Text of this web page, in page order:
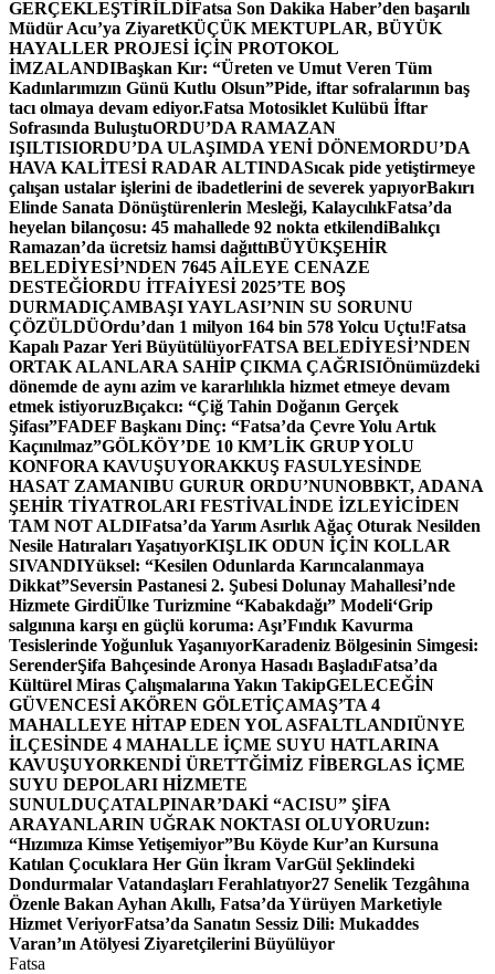
GERÇEKLEŞTİRİLDİFatsa Son Dakika Haber’den başarılı
Müdür Acu’ya ZiyaretKÜÇÜK MEKTUPLAR, BÜYÜK
HAYALLER PROJESİ İÇİN PROTOKOL
İMZALANDIBaşkan Kır: “Üreten ve Umut Veren Tüm
Kadınlarımızın Günü Kutlu Olsun”Pide, iftar sofralarının baş
tacı olmaya devam ediyor.Fatsa Motosiklet Kulübü İftar
Sofrasında BuluştuORDU’DA RAMAZAN
IŞILTISIORDU’DA ULAŞIMDA YENİ DÖNEMORDU’DA
HAVA KALİTESİ RADAR ALTINDASıcak pide yetiştirmeye
çalışan ustalar işlerini de ibadetlerini de severek yapıyorBakırı
Elinde Sanata Dönüştürenlerin Mesleği, KalaycılıkFatsa’da
heyelan bilançosu: 45 mahallede 92 nokta etkilendiBalıkçı
Ramazan’da ücretsiz hamsi dağıttıBÜYÜKŞEHİR
BELEDİYESİ’NDEN 7645 AİLEYE CENAZE
DESTEĞİORDU İTFAİYESİ 2025’TE BOŞ
DURMADIÇAMBAŞI YAYLASI’NIN SU SORUNU
ÇÖZÜLDÜOrdu’dan 1 milyon 164 bin 578 Yolcu Uçtu!Fatsa
Kapalı Pazar Yeri BüyütülüyorFATSA BELEDİYESİ’NDEN
ORTAK ALANLARA SAHİP ÇIKMA ÇAĞRISIÖnümüzdeki
dönemde de aynı azim ve kararlılıkla hizmet etmeye devam
etmek istiyoruzBıçakcı: “Çiğ Tahin Doğanın Gerçek
Şifası”FADEF Başkanı Dinç: “Fatsa’da Çevre Yolu Artık
Kaçınılmaz”GÖLKÖY’DE 10 KM’LİK GRUP YOLU
KONFORA KAVUŞUYORAKKUŞ FASULYESİNDE
HASAT ZAMANIBU GURUR ORDU’NUNOBBKT, ADANA
ŞEHİR TİYATROLARI FESTİVALİNDE İZLEYİCİDEN
TAM NOT ALDIFatsa’da Yarım Asırlık Ağaç Oturak Nesilden
Nesile Hatıraları YaşatıyorKIŞLIK ODUN İÇİN KOLLAR
SIVANDIYüksel: “Kesilen Odunlarda Karıncalanmaya
Dikkat”Seversin Pastanesi 2. Şubesi Dolunay Mahallesi’nde
Hizmete GirdiÜlke Turizmine “Kabakdağı” Modeli‘Grip
salgınına karşı en güçlü koruma: Aşı’Fındık Kavurma
Tesislerinde Yoğunluk YaşanıyorKaradeniz Bölgesinin Simgesi:
SerenderŞifa Bahçesinde Aronya Hasadı BaşladıFatsa’da
Kültürel Miras Çalışmalarına Yakın TakipGELECEĞİN
GÜVENCESİ AKÖREN GÖLETİÇAMAŞ’TA 4
MAHALLEYE HİTAP EDEN YOL ASFALTLANDIÜNYE
İLÇESİNDE 4 MAHALLE İÇME SUYU HATLARINA
KAVUŞUYORKENDİ ÜRETTĞİMİZ FİBERGLAS İÇME
SUYU DEPOLARI HİZMETE
SUNULDUÇATALPINAR’DAKİ “ACISU” ŞİFA
ARAYANLARIN UĞRAK NOKTASI OLUYORUzun:
“Hızımıza Kimse Yetişemiyor”Bu Köyde Kur’an Kursuna
Katılan Çocuklara Her Gün İkram VarGül Şeklindeki
Dondurmalar Vatandaşları Ferahlatıyor27 Senelik Tezgâhına
Özenle Bakan Ayhan Akıllı, Fatsa’da Yürüyen Marketiyle
Hizmet VeriyorFatsa’da Sanatın Sessiz Dili: Mukaddes
Varan’ın Atölyesi Ziyaretçilerini Büyülüyor
Fatsa